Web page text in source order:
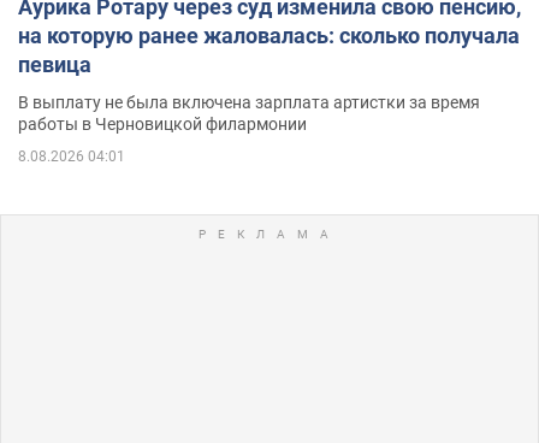
Аурика Ротару через суд изменила свою пенсию,
на которую ранее жаловалась: сколько получала
певица
В выплату не была включена зарплата артистки за время
работы в Черновицкой филармонии
8.08.2026 04:01